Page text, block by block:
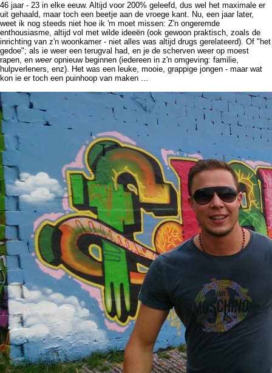
46 jaar - 23 in elke eeuw. Altijd voor 200% geleefd, dus wel het maximale er
uit gehaald, maar toch een beetje aan de vroege kant. Nu, een jaar later,
weet ik nog steeds niet hoe ik 'm moet missen: Z'n ongeremde
enthousiasme, altijd vol met wilde ideeën (ook gewoon praktisch, zoals de
inrichting van z'n woonkamer - niet alles was altijd drugs gerelateerd). Of "het
gedoe"; als ie weer een terugval had, en je de scherven weer op moest
rapen, en weeropnieuw beginnen (iedereen in z'n omgeving: familie,
hulpverleners, enz). Het was een leuke, mooie, grappige jongen - maar wat
kon ie er toch een puinhoop van maken ...